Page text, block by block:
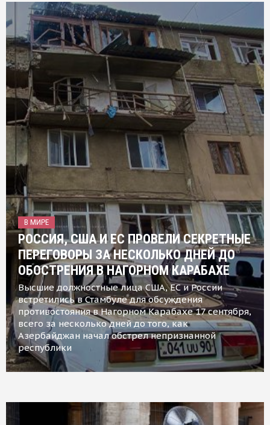
В МИРЕ
РОССИЯ, США И ЕС ПРОВЕЛИ СЕКРЕТНЫЕ
ПЕРЕГОВОРЫ ЗА НЕСКОЛЬКО ДНЕЙ ДО
ОБОСТРЕНИЯ В НАГОРНОМ КАРАБАХЕ
Высшие должностные лица США, ЕС и России
встретились в Стамбуле для обсуждения
противостояния в Нагорном Карабахе 17 сентября,
всего за несколько дней до того, как
Азербайджан начал обстрел непризнанной
республики